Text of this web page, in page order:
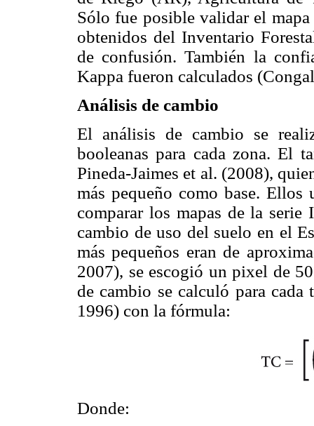
Sólo fue posible validar el
obtenidos del Inventario
de confusión. También la
Kappa fueron calculados
Análisis de cambio
El análisis de cambio se
booleanas para cada zona. El
Pineda-Jaimes et al. (2008),
más pequeño como base.
comparar los mapas de la
cambio de uso del suelo en el
más pequeños eran de
2007), se escogió un pixel de
de cambio se calculó para
1996) con la fórmula:
Donde: